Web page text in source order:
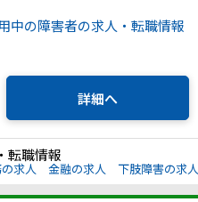
中の障害者の求人・転職情報
詳細へ
転職情報
求人 金融の求人 下肢障害の求人